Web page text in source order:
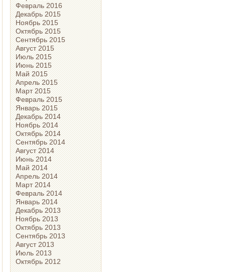
Февраль 2016
Декабрь 2015
Ноябрь 2015
Октябрь 2015
Сентябрь 2015
Август 2015
Июль 2015
Июнь 2015
Май 2015
Апрель 2015
Март 2015
Февраль 2015
Январь 2015
Декабрь 2014
Ноябрь 2014
Октябрь 2014
Сентябрь 2014
Август 2014
Июнь 2014
Май 2014
Апрель 2014
Март 2014
Февраль 2014
Январь 2014
Декабрь 2013
Ноябрь 2013
Октябрь 2013
Сентябрь 2013
Август 2013
Июль 2013
Октябрь 2012